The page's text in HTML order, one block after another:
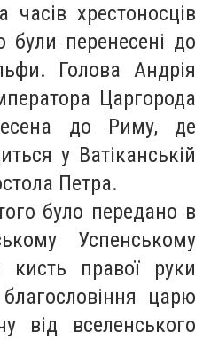
хрестоносців
були перенесені до
Голова Андрія
Царгорода
до Риму, де
у Ватіканській
Петра.
було передано в
Успенському
кисть правої руки
царю
від вселенського